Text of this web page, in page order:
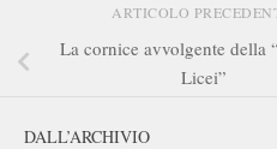
ARTICOLO
La cornice avvolgente della
Licei”
DALL’ARCHIVIO